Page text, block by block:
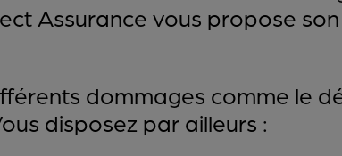
Assurance vous propose son
dommages comme le
disposez par ailleurs :